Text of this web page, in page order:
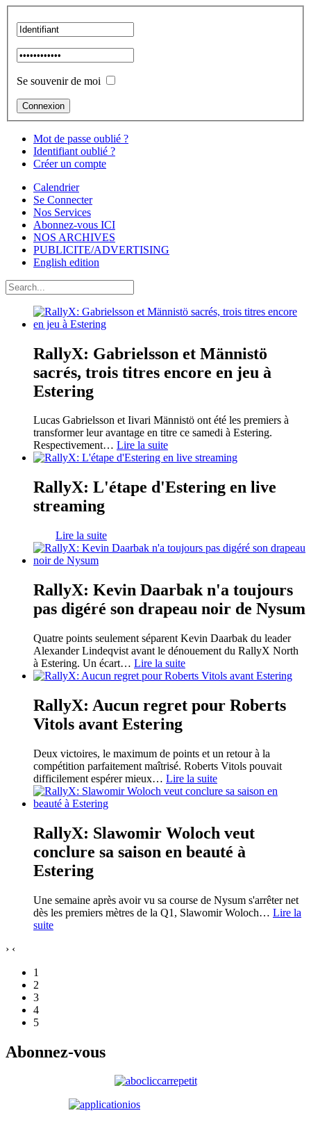
Se souvenir de moi
Mot de passe oublié ?
Identifiant oublié ?
Créer un compte
Calendrier
Se Connecter
Nos Services
Abonnez-vous ICI
NOS ARCHIVES
PUBLICITE/ADVERTISING
English edition
RallyX: Gabrielsson et Männistö
sacrés, trois titres encore en jeu à
Estering
Lucas Gabrielsson et Iivari Männistö ont été les premiers à
transformer leur avantage en titre ce samedi à Estering.
Respectivement… Lire la suite
RallyX: L'étape d'Estering en live
streaming
Lire la suite
RallyX: Kevin Daarbak n'a toujours
pas digéré son drapeau noir de Nysum
Quatre points seulement séparent Kevin Daarbak du leader
Alexander Lindeqvist avant le dénouement du RallyX North
à Estering. Un écart… Lire la suite
RallyX: Aucun regret pour Roberts
Vitols avant Estering
Deux victoires, le maximum de points et un retour à la
compétition parfaitement maîtrisé. Roberts Vitols pouvait
difficilement espérer mieux… Lire la suite
RallyX: Slawomir Woloch veut
conclure sa saison en beauté à
Estering
Une semaine après avoir vu sa course de Nysum s'arrêter net
dès les premiers mètres de la Q1, Slawomir Woloch… Lire la
suite
› ‹
1
2
3
4
5
Abonnez-vous